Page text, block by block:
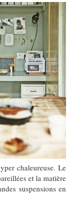
chaleureuse. Le
et la matière
suspensions en